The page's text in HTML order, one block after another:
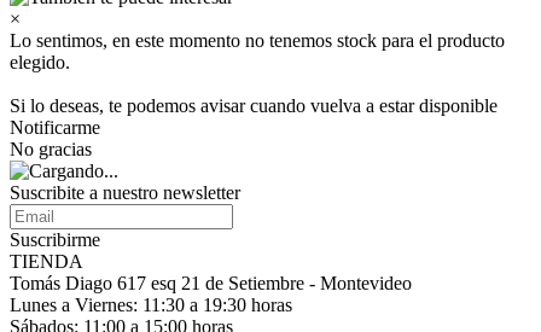
×
Lo sentimos, en este momento no tenemos stock para el producto
elegido.
Si lo deseas, te podemos avisar cuando vuelva a estar disponible
Notificarme
No gracias
Suscribite a nuestro newsletter
Suscribirme
TIENDA
Tomás Diago 617 esq 21 de Setiembre - Montevideo
Lunes a Viernes: 11:30 a 19:30 horas
Sábados: 11:00 a 15:00 horas